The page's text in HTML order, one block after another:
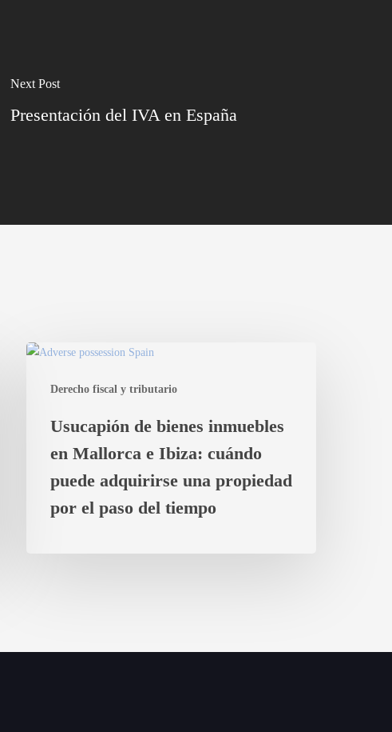
Next Post
Presentación del IVA en España
Derecho fiscal y tributario
Usucapión
bienes
Mallorca
cuándo
Usucapión de bienes inmuebles
en Mallorca e Ibiza: cuándo
puede adquirirse una propiedad
por el paso del tiempo